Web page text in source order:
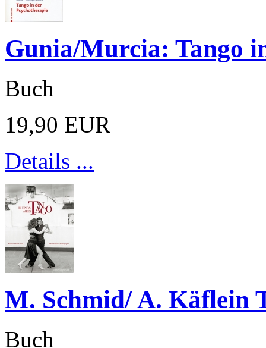
Gunia/Murcia: Tango
Buch
19,90 EUR
Details ...
M. Schmid/ A. Käflein
Buch